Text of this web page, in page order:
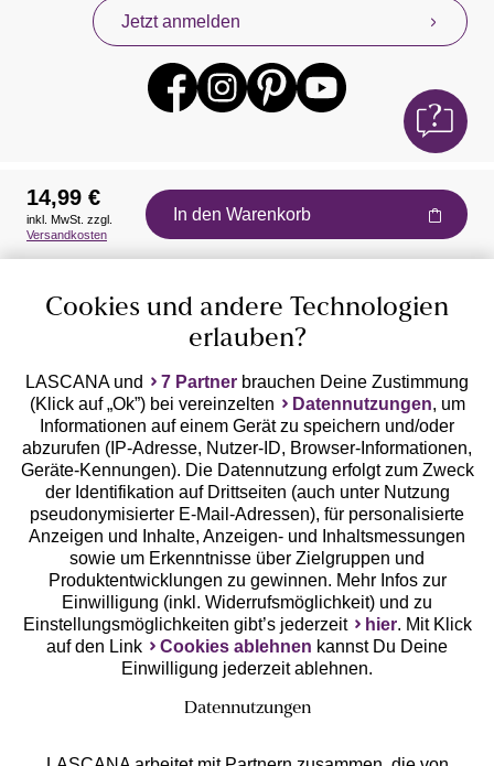
Jetzt anmelden
Auszeichnungen
Geprüfte Sicherheit
Unsere Apps
14,99 €
inkl. MwSt. zzgl.
Versandkosten
In den Warenkorb
Cookies und andere Technologien
erlauben?
LASCANA und 7 Partner brauchen Deine Zustimmung
(Klick auf „Ok”) bei vereinzelten
Datennutzungen, um
Informationen auf einem Gerät zu speichern und/oder
abzurufen (IP-Adresse, Nutzer-ID, Browser-Informationen,
Geräte-Kennungen). Die Datennutzung erfolgt zum Zweck
der Identifikation auf Drittseiten (auch unter Nutzung
pseudonymisierter E-Mail-Adressen), für personalisierte
Anzeigen und Inhalte, Anzeigen- und Inhaltsmessungen
sowie um Erkenntnisse über Zielgruppen und
Produktentwicklungen zu gewinnen. Mehr Infos zur
Einwilligung (inkl. Widerrufsmöglichkeit) und zu
Einstellungsmöglichkeiten gibt’s jederzeit
hier. Mit Klick
auf den Link
Cookies ablehnen kannst Du Deine
Einwilligung jederzeit ablehnen.
Datennutzungen